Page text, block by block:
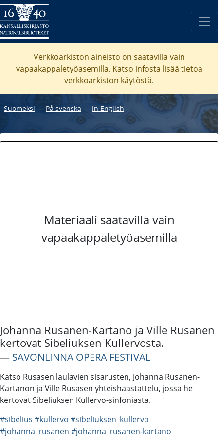
Verkkoarkiston aineisto on saatavilla vain
vapaakappaletyöasemilla. Katso infosta lisää tietoa
verkkoarkiston käytöstä.
Suomeksi ― På svenska ― In English
Materiaali saatavilla vain
vapaakappaletyöasemilla
Johanna Rusanen-Kartano ja Ville Rusanen
kertovat Sibeliuksen Kullervosta.
― SAVONLINNA OPERA FESTIVAL
Katso Rusasen laulavien sisarusten, Johanna Rusanen-
Kartanon ja Ville Rusasen yhteishaastattelu, jossa he
kertovat Sibeliuksen Kullervo-sinfoniasta.
#sibelius #kullervo #sibeliuksen_kullervo
#johanna_rusanen #johanna_rusanen-kartano